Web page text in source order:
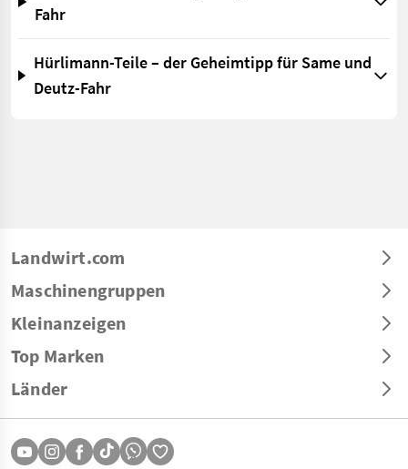
Fahr
Hürlimann-Teile – der Geheimtipp für Same und
Deutz-Fahr
Landwirt.com
Maschinengruppen
Kleinanzeigen
Top Marken
Länder